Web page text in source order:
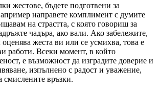
жестове, бъдете подготвени за
направете комплимент с думите
на страстта, с която говориш за
чадъра, ако вали. Ако забележите,
жеста ви или се усмихва, това е
работи. Всеки момент, в който
е възможност да изградите доверие и
изпълнено с радост и уважение,
смислените връзки.